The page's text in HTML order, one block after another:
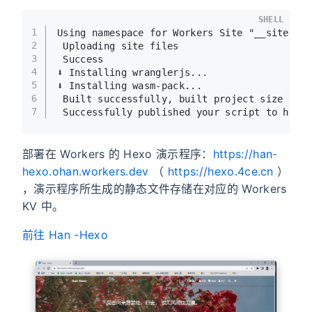
1
2
3
4
5
6
7
Using namespace for Workers Site "__site-
Uploading site files
Success
⬇️ Installing wranglerjs...
⬇️ Installing wasm-pack...
Built successfully, built project size is
Successfully published your script to
SHELL
部署在 Workers 的 Hexo 演示程序： https://han-
hexo.ohan.workers.dev （ https://hexo.4ce.cn ）
，演示程序所生成的静态文件存储在对应的 Workers
KV 中。
前往 Han -Hexo